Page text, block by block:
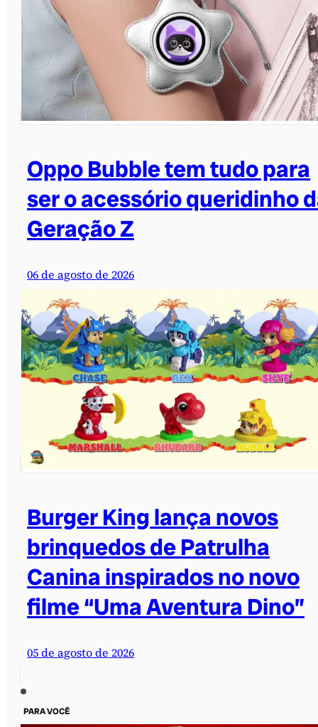
Oppo Bubble tem tudo para
ser o acessório queridinho
Geração Z
06 de agosto de 2026
Burger King lança novos
brinquedos de Patrulha
Canina inspirados no novo
filme “Uma Aventura Dino”
05 de agosto de 2026
PARA VOCÊ